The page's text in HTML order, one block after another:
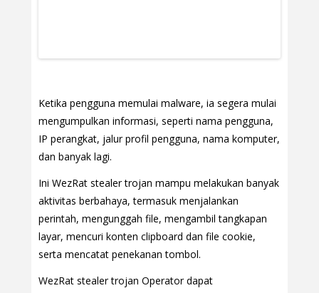
Ketika pengguna memulai malware, ia segera mulai
mengumpulkan informasi, seperti nama pengguna,
IP perangkat, jalur profil pengguna, nama komputer,
dan banyak lagi.
Ini WezRat stealer trojan mampu melakukan banyak
aktivitas berbahaya, termasuk menjalankan
perintah, mengunggah file, mengambil tangkapan
layar, mencuri konten clipboard dan file cookie,
serta mencatat penekanan tombol.
WezRat stealer trojan Operator dapat